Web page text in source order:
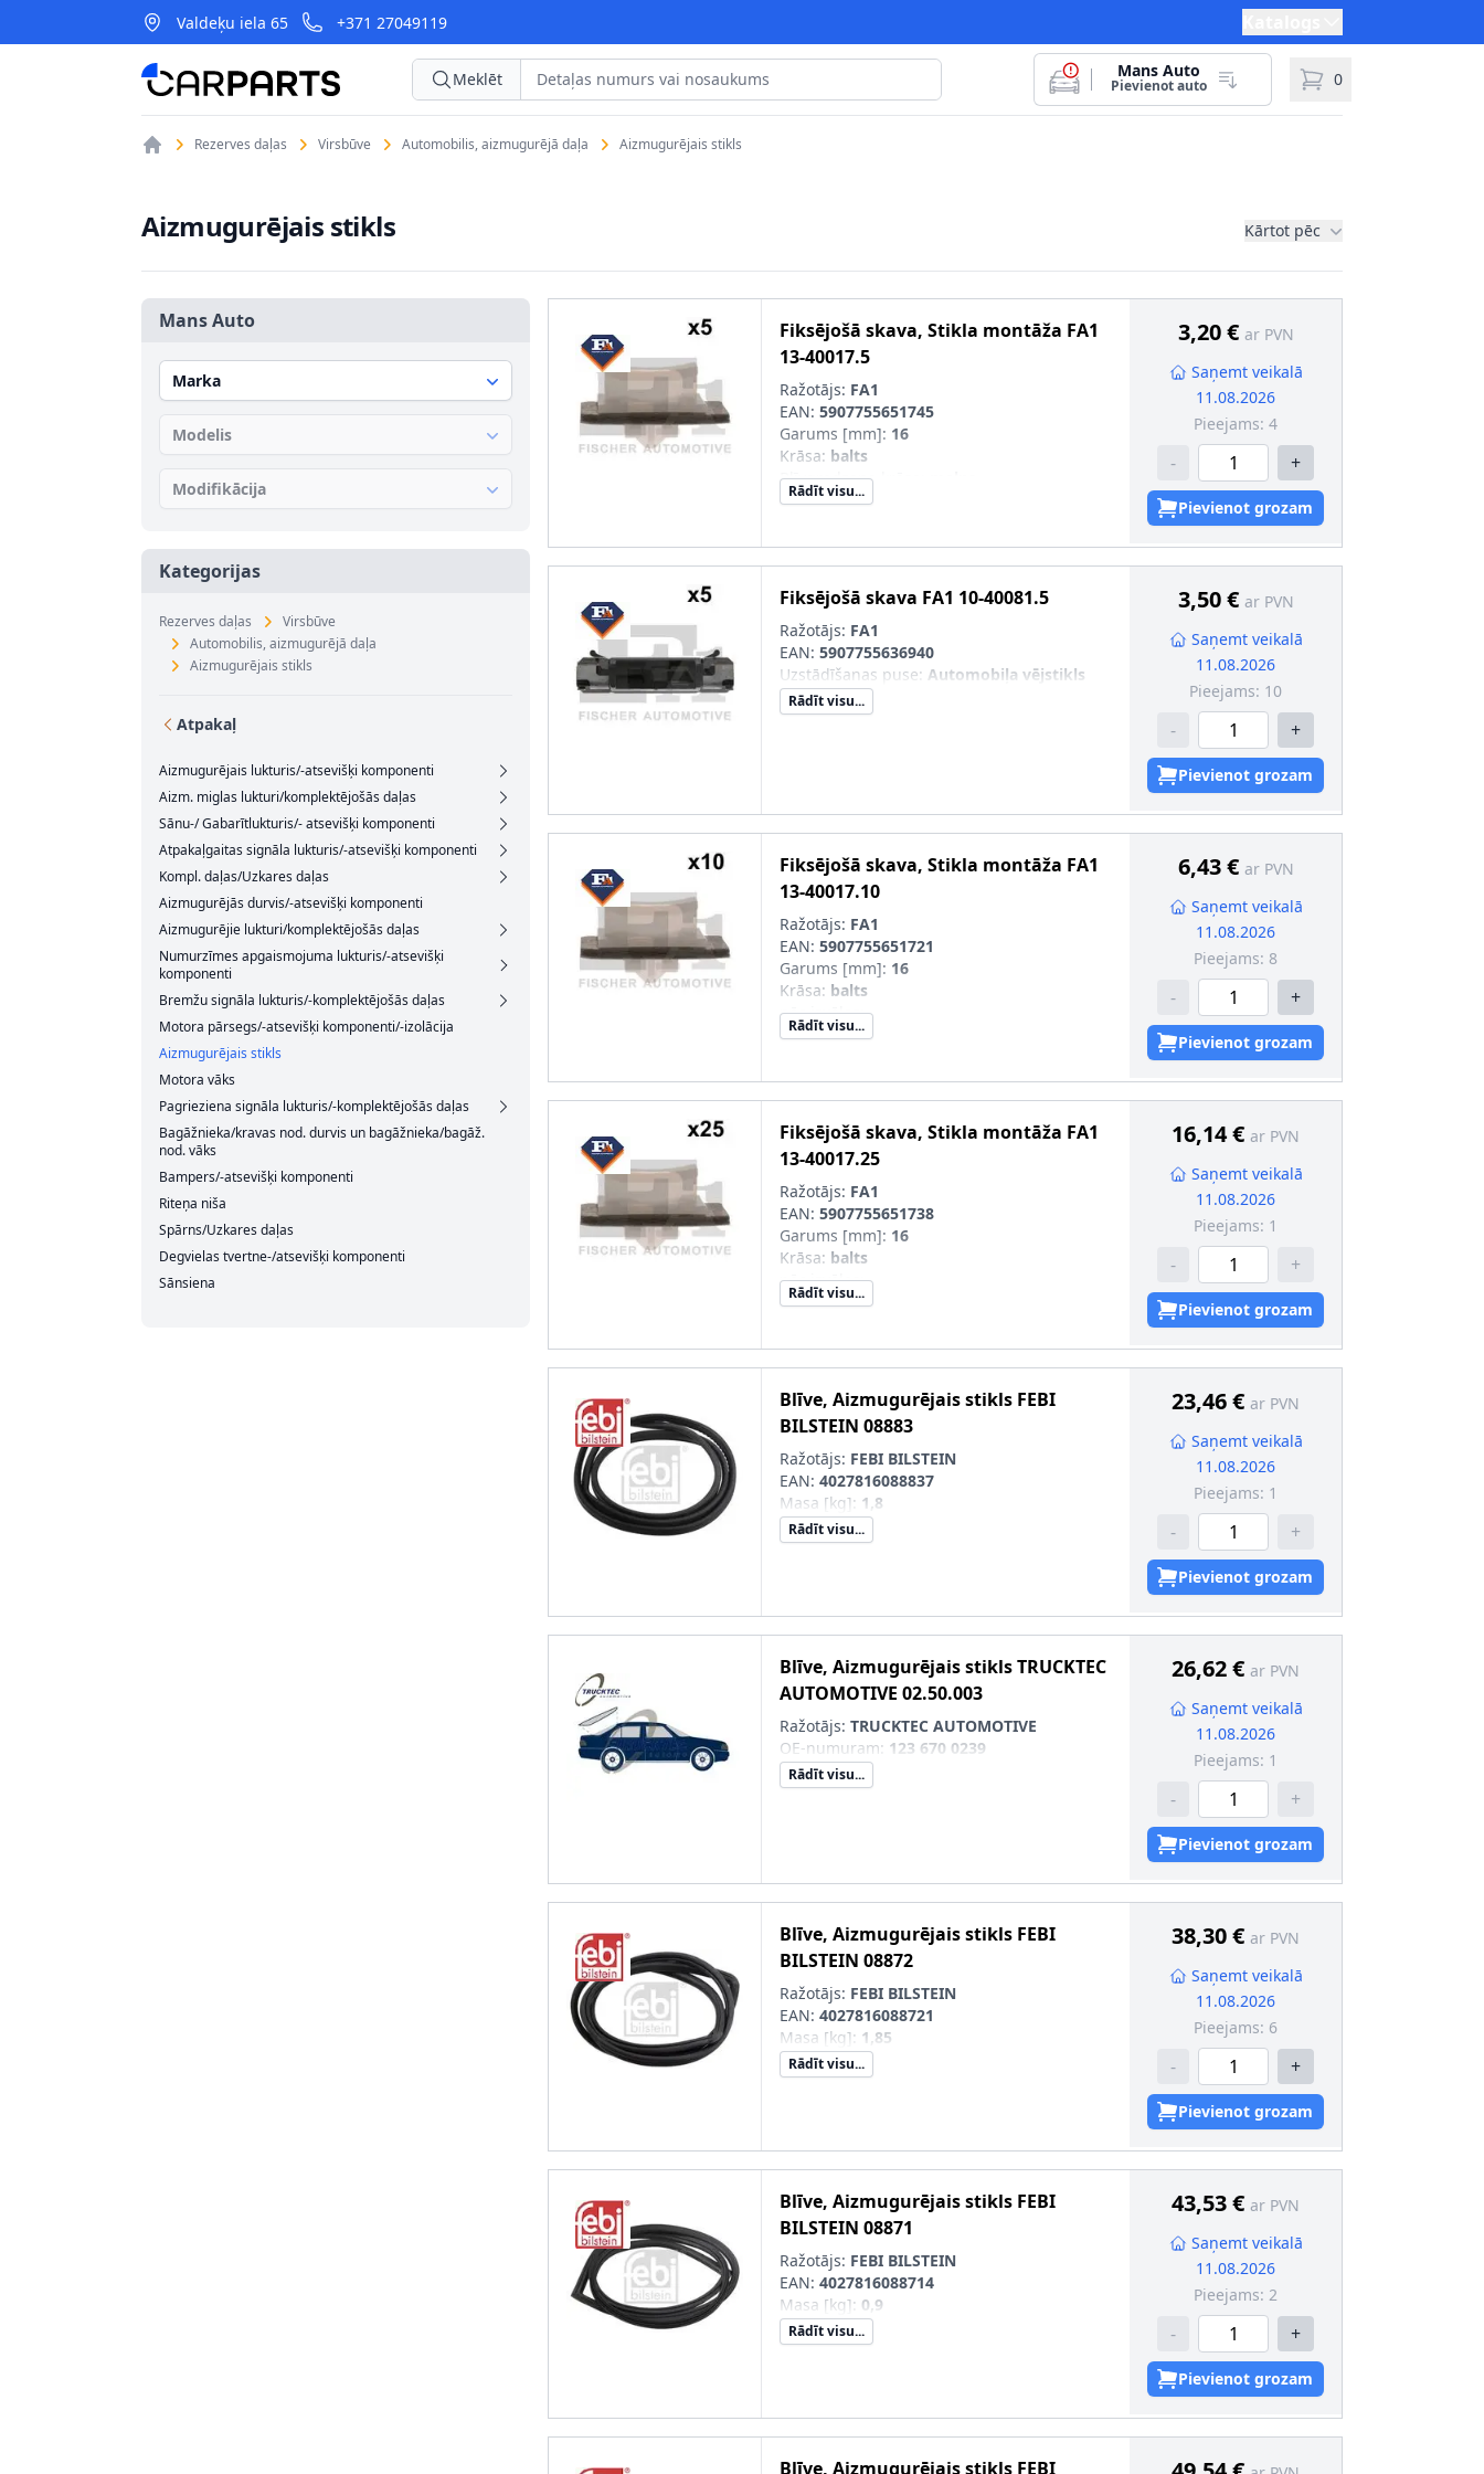
Valdeķu iela 65 +371 27049119
CarParts Meklēt Mans Auto
Pievienot auto 0
Rezerves daļas Virsbūve Automobilis, aizmugurējā daļa Aizmugurējais stikls
Aizmugurējais stikls Kārtot pēc
Mans Auto
Marka
Modelis
Modifikācija
Kategorijas
Rezerves daļas
Virsbūve
Automobilis, aizmugurējā daļa
Aizmugurējais stikls
Atpakaļ
Aizmugurējais lukturis/-atsevišķi komponenti
Aizm. miglas lukturi/komplektējošās daļas
Sānu-/ Gabarītlukturis/- atsevišķi komponenti
Atpakaļgaitas signāla lukturis/-atsevišķi komponenti
Kompl. daļas/Uzkares daļas
Aizmugurējās durvis/-atsevišķi komponenti
Aizmugurējie lukturi/komplektējošās daļas
Numurzīmes apgaismojuma lukturis/-atsevišķi
komponenti
Bremžu signāla lukturis/-komplektējošās daļas
Motora pārsegs/-atsevišķi komponenti/-izolācija
Aizmugurējais stikls
Motora vāks
Pagrieziena signāla lukturis/-komplektējošās daļas
Bagāžnieka/kravas nod. durvis un bagāžnieka/bagāž.
nod. vāks
Bampers/-atsevišķi komponenti
Riteņa niša
Spārns/Uzkares daļas
Degvielas tvertne-/atsevišķi komponenti
Sānsiena
Fiksējošā skava, Stikla montāža FA1
13-40017.5
Ražotājs: FA1
EAN: 5907755651745
Garums [mm]: 16
Krāsa: balts
Blīvgredzena krāsa
Rādīt visu...
3,20 € ar PVN
Saņemt veikalā
11.08.2026
Pieejams: 4
- +
Pievienot grozam
Fiksējošā skava FA1 10-40081.5
Ražotājs: FA1
EAN: 5907755636940
Uzstādīšanas puse: Automobiļa vējstikls
Rādīt visu...
3,50 € ar PVN
Saņemt veikalā
11.08.2026
Pieejams: 10
- +
Pievienot grozam
Fiksējošā skava, Stikla montāža FA1
13-40017.10
Ražotājs: FA1
EAN: 5907755651721
Garums [mm]: 16
Krāsa: balts
pēc izvēles:
pāra artikulu numuri
Blīvgredzena krāsa:melns
Rādīt visu...
6,43 € ar PVN
Saņemt veikalā
11.08.2026
Pieejams: 8
- +
Pievienot grozam
Fiksējošā skava, Stikla montāža FA1
13-40017.25
Ražotājs: FA1
EAN: 5907755651738
Garums [mm]: 16
Krāsa: balts
pēc izvēles:
pāra artikulu numuri
Blīvgredzena krāsa:melns
Rādīt visu...
16,14 € ar PVN
Saņemt veikalā
11.08.2026
Pieejams: 1
- +
Pievienot grozam
Blīve, Aizmugurējais stikls FEBI
BILSTEIN 08883
Ražotājs: FEBI BILSTEIN
EAN: 4027816088837
Masa [kg]: 1,8
Rādīt visu...
23,46 € ar PVN
Saņemt veikalā
11.08.2026
Pieejams: 1
- +
Pievienot grozam
Blīve, Aizmugurējais stiklsTRUCKTEC
AUTOMOTIVE 02.50.003
Ražotājs: TRUCKTEC AUTOMOTIVE
OE-numuram: 123 670 0239
Rādīt visu...
26,62 € ar PVN
Saņemt veikalā
11.08.2026
Pieejams: 1
- +
Pievienot grozam
Blīve, Aizmugurējais stikls FEBI
BILSTEIN 08872
Ražotājs: FEBI BILSTEIN
EAN: 4027816088721
Masa [kg]: 1,85
Rādīt visu...
38,30 € ar PVN
Saņemt veikalā
11.08.2026
Pieejams: 6
- +
Pievienot grozam
Blīve, Aizmugurējais stikls FEBI
BILSTEIN 08871
Ražotājs: FEBI BILSTEIN
EAN: 4027816088714
Masa [kg]: 0,9
Rādīt visu...
43,53 € ar PVN
Saņemt veikalā
11.08.2026
Pieejams: 2
- +
Pievienot grozam
Blīve, Aizmugurējais stikls FEBI